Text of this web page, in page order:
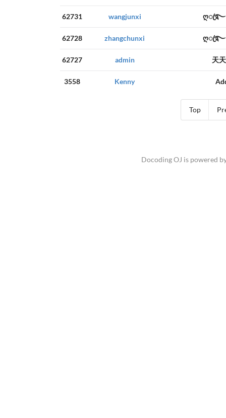
62731 wangjunxi
62728 zhangchunxi
62727 admin 天
3558 Kenny
Top
Docoding OJ is powered